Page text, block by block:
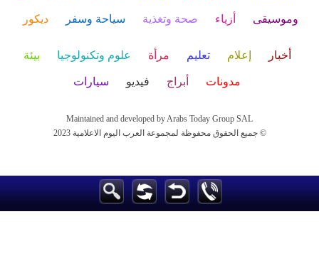
وموسيقى أزياء صحة وتغذية سياحة وسفر ديكور
أخبار إعلام تعليم مرأة علوم وتكنولوجيا بيئة
مدونات أبراج فيديو سيارات
Maintained and developed by Arabs Today Group SAL
جميع الحقوق محفوظة لمجموعة العرب اليوم الاعلامية 2023 ©